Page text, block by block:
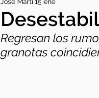
Regresan los
granotas